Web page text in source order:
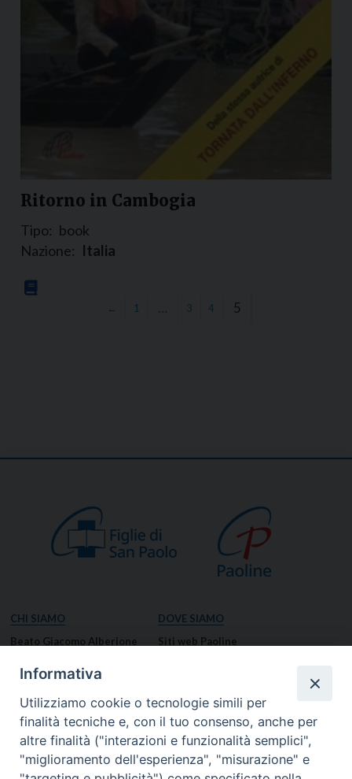
Ritorno in Cambogia
Tipo: book
Nazione: Italia
← 1 … 3 4 5
CHI SIAMO
Beato Giacomo Alberione
Missione Paolina
Luoghi delle Origini
Governo Generale
DOVE SIAMO
Siti web Paoline
Notizie dal governo generale
Notizie in breve
RISORSE
Informativa
Utilizziamo cookie o tecnologie simili per
finalità tecniche e, con il tuo consenso, anche per
altre finalità ("interazioni e funzionalità semplici",
"miglioramento dell'esperienza", "misurazione" e